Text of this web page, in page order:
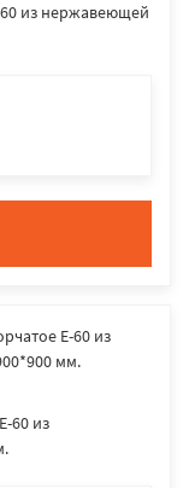
из нержавеющей
60 из